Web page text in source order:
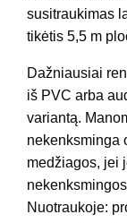
susitraukimas
tikėtis 5,5 m
Dažniausiai
iš PVC arba
variantą.
nekenksminga
medžiagos, jei
Nuotraukoje: